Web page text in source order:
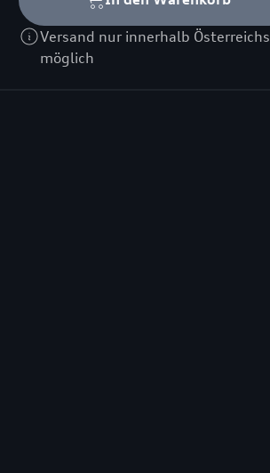
Versand nur innerhalb Österreichs
möglich